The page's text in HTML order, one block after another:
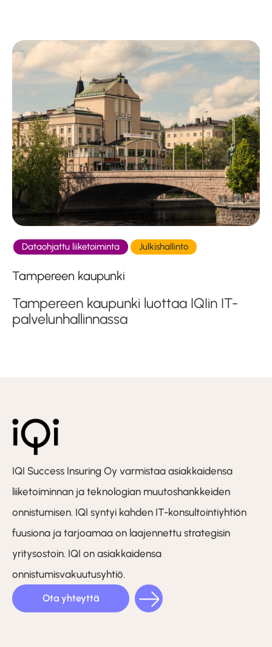
Dataohjattu liiketoiminta Julkishallinto
Tampereen kaupunki
Tampereen kaupunki luottaa IQIin IT-
palvelunhallinnassa
IQI Success Insuring Oy varmistaa asiakkaidensa
liiketoiminnan ja teknologian muutoshankkeiden
onnistumisen. IQI syntyi kahden IT-konsultointiyhtiön
fuusiona ja tarjoamaa on laajennettu strategisin
yritysostoin. IQI on asiakkaidensa
onnistumisvakuutusyhtiö.
Ota yhteyttä